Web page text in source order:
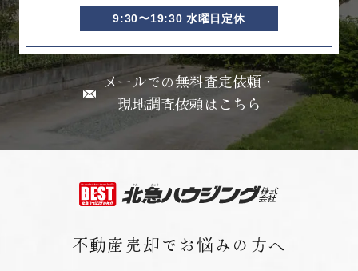
9:30〜19:30 水曜日定休
メールでの無料査定依頼・
現地調査依頼はこちら
不動産売却で お悩みの方へ